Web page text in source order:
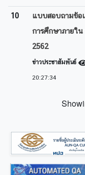
10
แบบสอบถามข้อ
การศึกษาภายใ
2562
ข่าวประชาสัมพันธ์
20:27:34